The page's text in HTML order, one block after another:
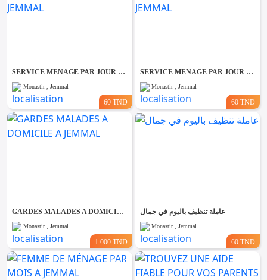
SERVICE MENAGE PAR JOUR RAPIDE ET EFFICACE A JEMMAL
Monastir , Jemmal
60 TND
SERVICE MENAGE PAR JOUR RAPIDE ET EFFICACE A JEMMAL
Monastir , Jemmal
60 TND
GARDES MALADES A DOMICILE A JEMMAL
Monastir , Jemmal
1.000 TND
عاملة تنظيف باليوم في جمال
Monastir , Jemmal
60 TND